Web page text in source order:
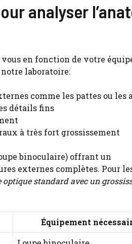
analyser
en fonction de votre
laboratoire:
comme les pattes ou les
détails fins
à très fort grossissement
binoculaire) offrant un
externes complètes. Pour
optique standard avec un
Équipement